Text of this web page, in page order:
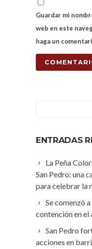
Guardar mi
web en este
haga un
ENTRADAS
La Peña
San Pedro: una
para celebrar la
Se comenzó
contención en el
San Pedro
acciones en